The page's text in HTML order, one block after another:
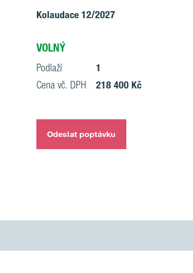
Kolaudace 12/2027
VOLNÝ
Podlaží
1
Cena vč. DPH
218 400 Kč
Odeslat poptávku